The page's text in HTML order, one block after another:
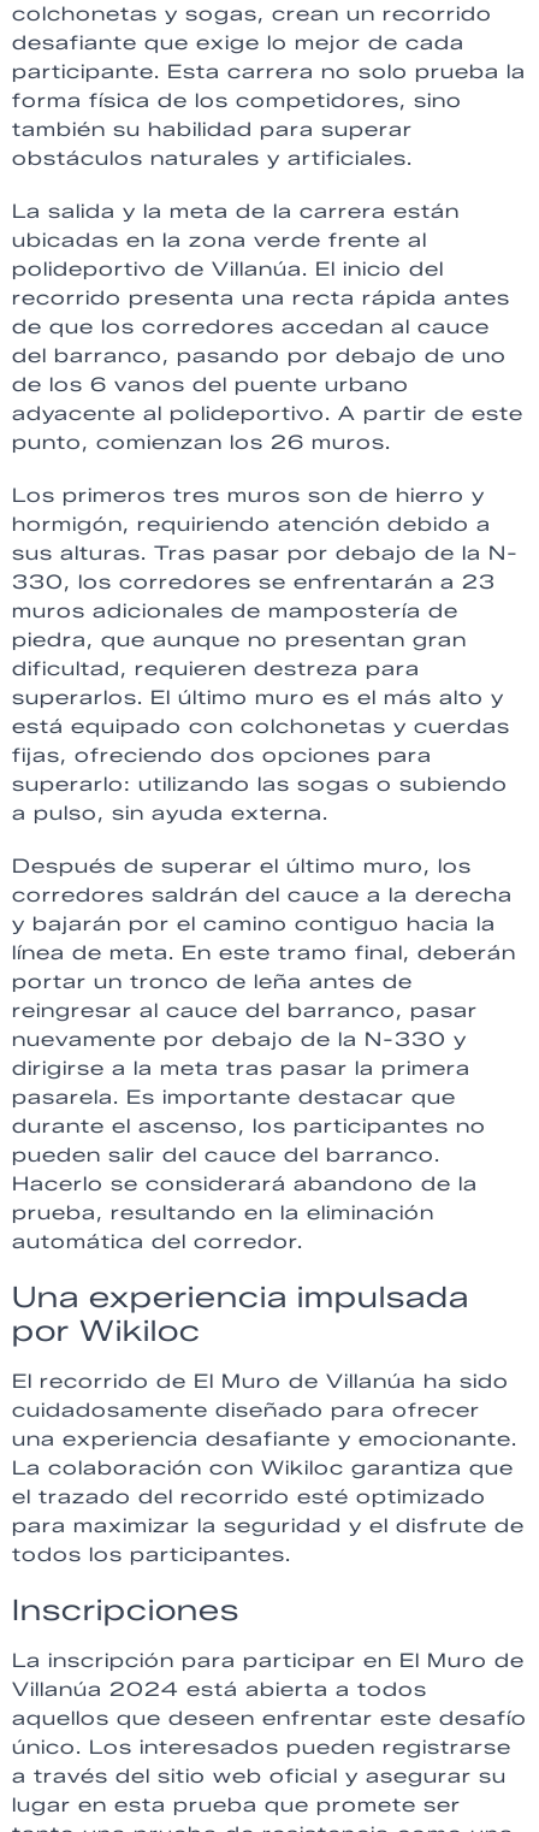
colchonetas y sogas, crean un recorrido
desafiante que exige lo mejor de cada
participante. Esta carrera no solo prueba la
forma física de los competidores, sino
también su habilidad para superar
obstáculos naturales y artificiales.
La salida y la meta de la carrera están
ubicadas en la zona verde frente al
polideportivo de Villanúa. El inicio del
recorrido presenta una recta rápida antes
de que los corredores accedan al cauce
del barranco, pasando por debajo de uno
de los 6 vanos del puente urbano
adyacente al polideportivo. A partir de este
punto, comienzan los 26 muros.
Los primeros tres muros son de hierro y
hormigón, requiriendo atención debido a
sus alturas. Tras pasar por debajo de la N-
330, los corredores se enfrentarán a 23
muros adicionales de mampostería de
piedra, que aunque no presentan gran
dificultad, requieren destreza para
superarlos. El último muro es el más alto y
está equipado con colchonetas y cuerdas
fijas, ofreciendo dos opciones para
superarlo: utilizando las sogas o subiendo
a pulso, sin ayuda externa.
Después de superar el último muro, los
corredores saldrán del cauce a la derecha
y bajarán por el camino contiguo hacia la
línea de meta. En este tramo final, deberán
portar un tronco de leña antes de
reingresar al cauce del barranco, pasar
nuevamente por debajo de la N-330 y
dirigirse a la meta tras pasar la primera
pasarela. Es importante destacar que
durante el ascenso, los participantes no
pueden salir del cauce del barranco.
Hacerlo se considerará abandono de la
prueba, resultando en la eliminación
automática del corredor.
Una experiencia impulsada
por Wikiloc
El recorrido de El Muro de Villanúa ha sido
cuidadosamente diseñado para ofrecer
una experiencia desafiante y emocionante.
La colaboración con Wikiloc garantiza que
el trazado del recorrido esté optimizado
para maximizar la seguridad y el disfrute de
todos los participantes.
Inscripciones
La inscripción para participar en El Muro de
Villanúa 2024 está abierta a todos
aquellos que deseen enfrentar este desafío
único. Los interesados pueden registrarse
a través del sitio web oficial y asegurar su
lugar en esta prueba que promete ser